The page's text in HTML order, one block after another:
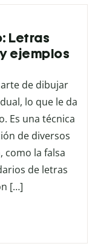
Letras
ejemplos
de dibujar
lo que le da
Es una técnica
de diversos
como la falsa
de letras
[…]